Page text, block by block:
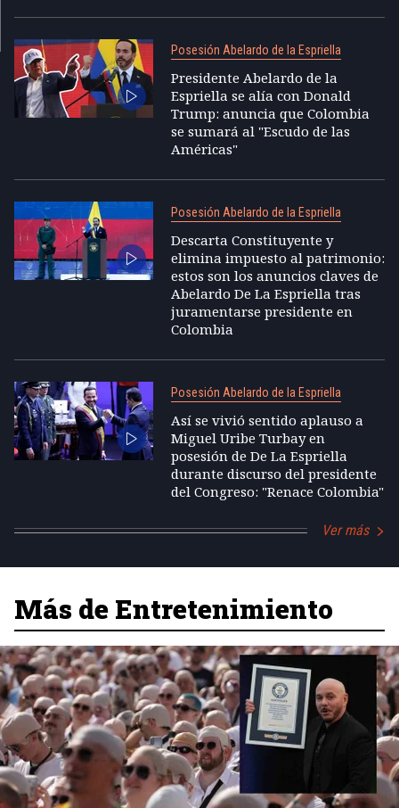
Posesión Abelardo de la Espriella
Presidente Abelardo de la
Espriella se alía con Donald
Trump: anuncia que Colombia
se sumará al "Escudo de las
Américas"
Posesión Abelardo de la Espriella
Descarta Constituyente y
elimina impuesto al patrimonio:
estos son los anuncios claves de
Abelardo De La Espriella tras
juramentarse presidente en
Colombia
Posesión Abelardo de la Espriella
Así se vivió sentido aplauso a
Miguel Uribe Turbay en
posesión de De La Espriella
durante discurso del presidente
del Congreso: "Renace Colombia"
Ver más
Más de Entretenimiento